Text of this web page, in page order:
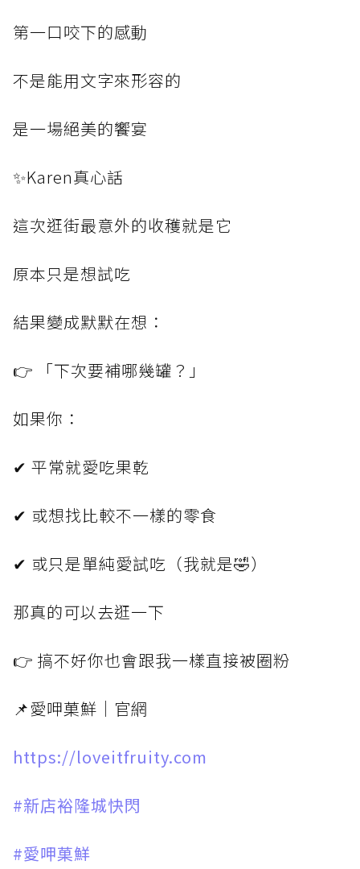
第一口咬下的感動
不是能用文字來形容的
是一場絕美的饗宴
✨Karen真心話
這次逛街最意外的收穫就是它
原本只是想試吃
結果變成默默在想：
👉 「下次要補哪幾罐？」
如果你：
✔ 平常就愛吃果乾
✔ 或想找比較不一樣的零食
✔ 或只是單純愛試吃（我就是🤣）
那真的可以去逛一下
👉 搞不好你也會跟我一樣直接被圈粉
📌愛呷菓鮮｜官網
https://loveitfruity.com
#新店裕隆城快閃
#愛呷菓鮮